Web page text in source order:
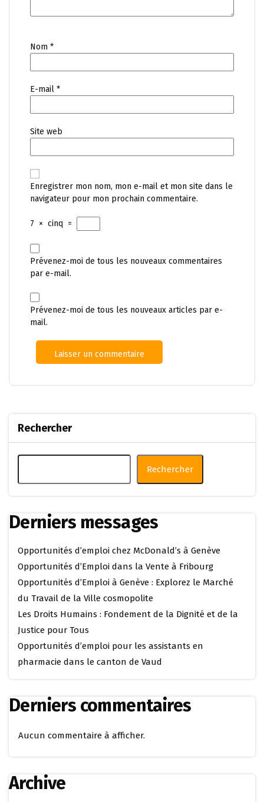
Nom *
E-mail *
Site web
Enregistrer mon nom, mon e-mail et mon site dans le
navigateur pour mon prochain commentaire.
7 × cinq =
Prévenez-moi de tous les nouveaux commentaires
par e-mail.
Prévenez-moi de tous les nouveaux articles par e-
mail.
Rechercher
Rechercher
Derniers messages
Opportunités d’emploi chez McDonald’s à Genève
Opportunités d’Emploi dans la Vente à Fribourg
Opportunités d’Emploi à Genève : Explorez le Marché
du Travail de la Ville cosmopolite
Les Droits Humains : Fondement de la Dignité et de la
Justice pour Tous
Opportunités d’emploi pour les assistants en
pharmacie dans le canton de Vaud
Derniers commentaires
Aucun commentaire à afficher.
Archive